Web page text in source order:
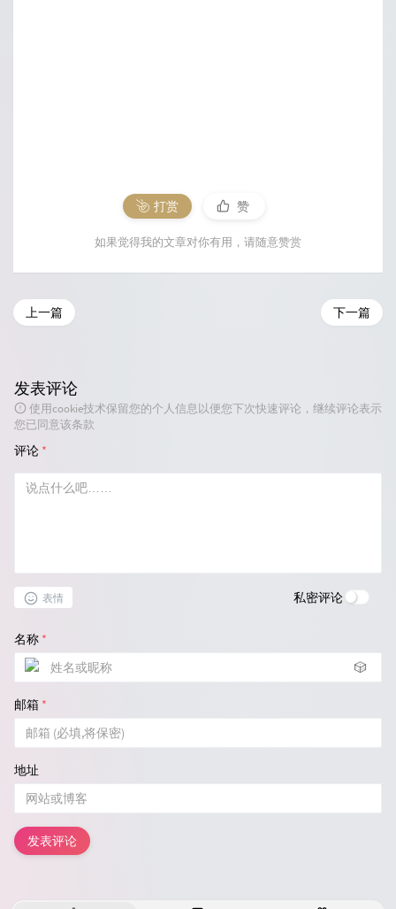
打赏 赞
如果觉得我的文章对你有用，请随意赞赏
下一篇
上一篇
发表评论
使用cookie技术保留您的个人信息以便您下次快速评论，继续评论表示
您已同意该条款
评论 *
表情 私密评论
名称 *
🎲
邮箱 *
地址
发表评论